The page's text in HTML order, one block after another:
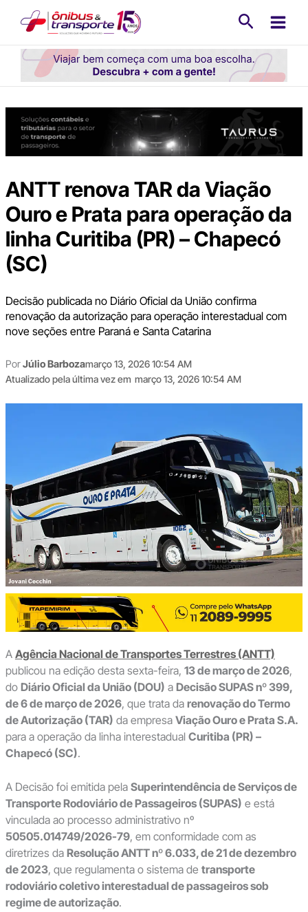
conteúdo
ANTT renova TAR da Viação
Ouro e Prata para operação da
linha Curitiba (PR) – Chapecó
(SC)
Decisão publicada no Diário Oficial da União confirma
renovação da autorização para operação interestadual com
nove seções entre Paraná e Santa Catarina
PorJúlio Barbozamarço 13, 2026 10:54 AM
Atualizado pela última vez em março 13, 2026 10:54 AM
A Agência Nacional de Transportes Terrestres (ANTT)
publicou na edição desta sexta-feira, 13 de março de 2026,
do Diário Oficial da União (DOU) a Decisão SUPAS nº 399,
de 6 de março de 2026, que trata da renovação do Termo
de Autorização (TAR) da empresa Viação Ouro e Prata S.A.
para a operação da linha interestadual Curitiba (PR) –
Chapecó (SC).
A Decisão foi emitida pela Superintendência de Serviços de
Transporte Rodoviário de Passageiros (SUPAS) e está
vinculada ao processo administrativo nº
50505.014749/2026-79, em conformidade com as
diretrizes da Resolução ANTT nº 6.033, de 21 de dezembro
de 2023, que regulamenta o sistema de transporte
rodoviário coletivo interestadual de passageiros sob
regime de autorização.